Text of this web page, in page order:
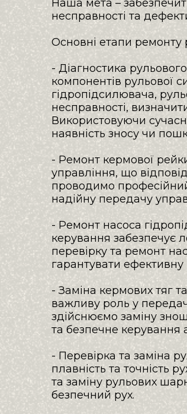
Передпродажна
Наша мета –
несправності та
Основні етапи ремонту
- Діагностика
компонентів рульової
гідропідсилювача,
несправності,
Використовуючи
наявність зносу чи
- Ремонт кермової
управління, що
проводимо
надійну передачу
- Ремонт насоса
керування забезпечує
перевірку та ремонт
гарантувати
- Заміна кермових тяг
важливу роль у
здійснюємо заміну
та безпечне керування
- Перевірка та заміна
плавність та точність
та заміну рульових
безпечний рух.